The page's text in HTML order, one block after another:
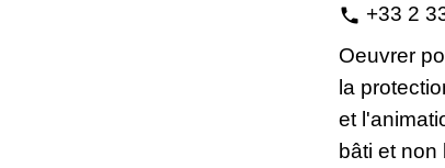
phone +33 2
Oeuvrer
la
et
bâti et non